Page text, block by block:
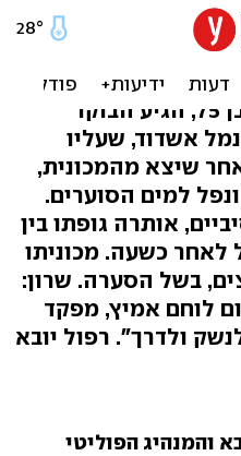
שרון:
השר והרמטכ"ל לשעבר, בן 75, הגיע הבוקר
אשדוד, שעליו
שיצא מהמכונית,
למים הסוערים.
אותרה גופתו בין
לאחר כשעה. מכוניתו
בשל הסערה. שרון:
לוחם אמיץ, מפקד
ולדרך". רפול יובא
והמנהיג הפוליטי